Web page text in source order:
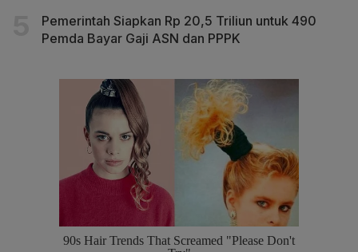
Pemerintah Siapkan Rp 20,5 Triliun untuk 490
Pemda Bayar Gaji ASN dan PPPK